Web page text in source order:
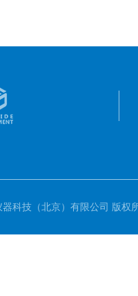
科技（北京）有限公司 版权